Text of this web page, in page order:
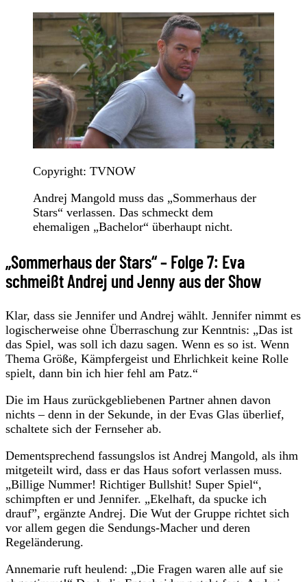
Copyright: TVNOW
Andrej Mangold muss das „Sommerhaus der
Stars“ verlassen. Das schmeckt dem
ehemaligen „Bachelor“ überhaupt nicht.
„Sommerhaus der Stars“ – Folge 7: Eva
schmeißt Andrej und Jenny aus der Show
Klar, dass sie Jennifer und Andrej wählt. Jennifer nimmt es
logischerweise ohne Überraschung zur Kenntnis: „Das ist
das Spiel, was soll ich dazu sagen. Wenn es so ist. Wenn
Thema Größe, Kämpfergeist und Ehrlichkeit keine Rolle
spielt, dann bin ich hier fehl am Patz.“
Die im Haus zurückgebliebenen Partner ahnen davon
nichts – denn in der Sekunde, in der Evas Glas überlief,
schaltete sich der Fernseher ab.
Dementsprechend fassungslos ist Andrej Mangold, als ihm
mitgeteilt wird, dass er das Haus sofort verlassen muss.
„Billige Nummer! Richtiger Bullshit! Super Spiel“,
schimpften er und Jennifer. „Ekelhaft, da spucke ich
drauf”, ergänzte Andrej. Die Wut der Gruppe richtet sich
vor allem gegen die Sendungs-Macher und deren
Regeländerung.
Annemarie ruft heulend: „Die Fragen waren alle auf sie